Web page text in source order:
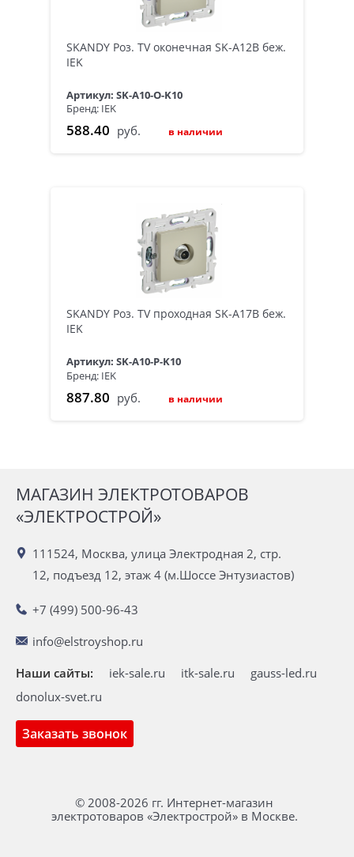
SKANDY Роз. TV оконечная SK-A12B беж.
IEK
Артикул: SK-A10-O-K10
Бренд: IEK
588.40 руб. в наличии
SKANDY Роз. TV проходная SK-A17B беж.
IEK
Артикул: SK-A10-P-K10
Бренд: IEK
887.80 руб. в наличии
МАГАЗИН ЭЛЕКТРОТОВАРОВ
«ЭЛЕКТРОСТРОЙ»
111524, Москва, улица Электродная 2, стр.
12, подъезд 12, этаж 4 (м.Шоссе Энтузиастов)
+7 (499) 500-96-43
info@elstroyshop.ru
Заказать звонок
Наши сайты: iek-sale.ru itk-sale.ru
gauss-led.ru
donolux-svet.ru
© 2008-2026 гг. Интернет-магазин
электротоваров «Электрострой» в Москве.